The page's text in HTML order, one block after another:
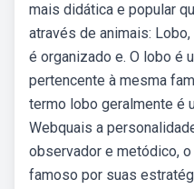
mais didática e popular
através de animais:
é organizado e. O lobo é
pertencente à mesma
termo lobo geralmente é
Webquais a
observador e metódico,
famoso por suas